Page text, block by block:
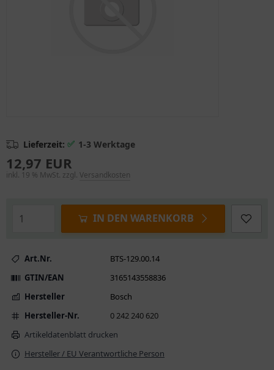
Lieferzeit: ✅ 1-3 Werktage
12,97 EUR
inkl. 19 % MwSt. zzgl. Versandkosten
IN DEN WARENKORB
Art.Nr.
BTS-129.00.14
GTIN/EAN
3165143558836
Hersteller
Bosch
Hersteller-Nr.
0 242 240 620
Artikeldatenblatt drucken
Hersteller / EU Verantwortliche Person